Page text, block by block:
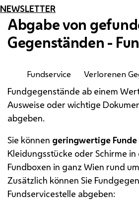
NEWSLETTER
Abgabe von
Gegenständen -
Fundservice Verlorenen
Fundgegenstände ab einem
Ausweise oder wichtige
abgeben.
Sie können geringwertige Funde
Kleidungsstücke oder Schirme
Fundboxen in ganz Wien rund
Zusätzlich können Sie
Fundservicestelle abgeben: